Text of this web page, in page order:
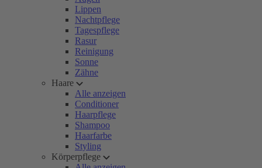
Lippen
Nachtpflege
Tagespflege
Rasur
Reinigung
Sonne
Zähne
Haare
Alle anzeigen
Conditioner
Haarpflege
Shampoo
Haarfarbe
Styling
Körperpflege